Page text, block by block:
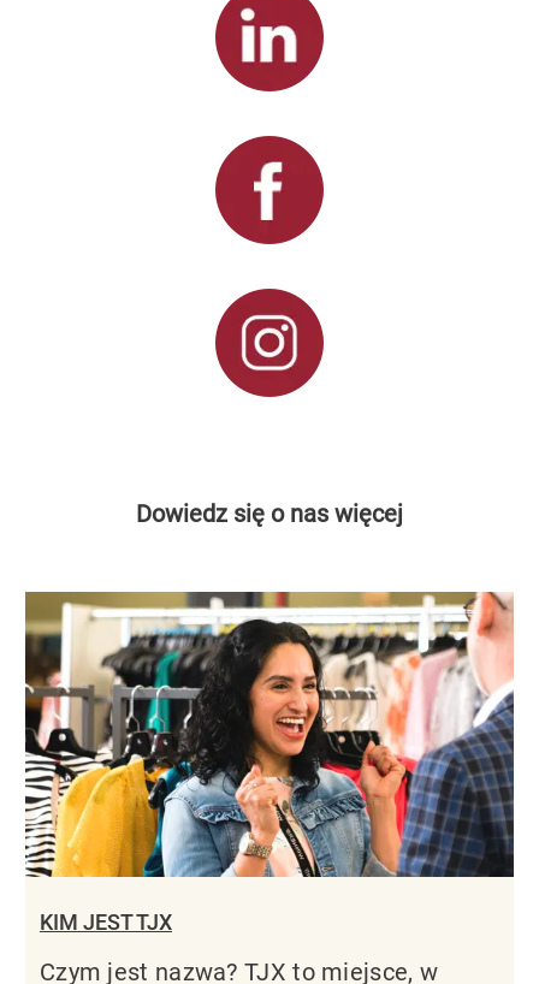
Dowiedz się o nas więcej
KIM JEST TJX
Czym jest nazwa? TJX to miejsce, w